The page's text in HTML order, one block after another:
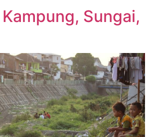
Kampung, Sungai,